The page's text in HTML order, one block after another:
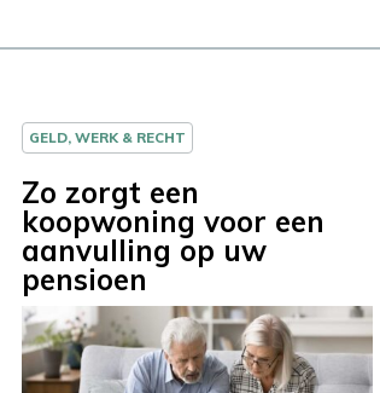
GELD, WERK & RECHT
Zo zorgt een
koopwoning voor een
aanvulling op uw
pensioen